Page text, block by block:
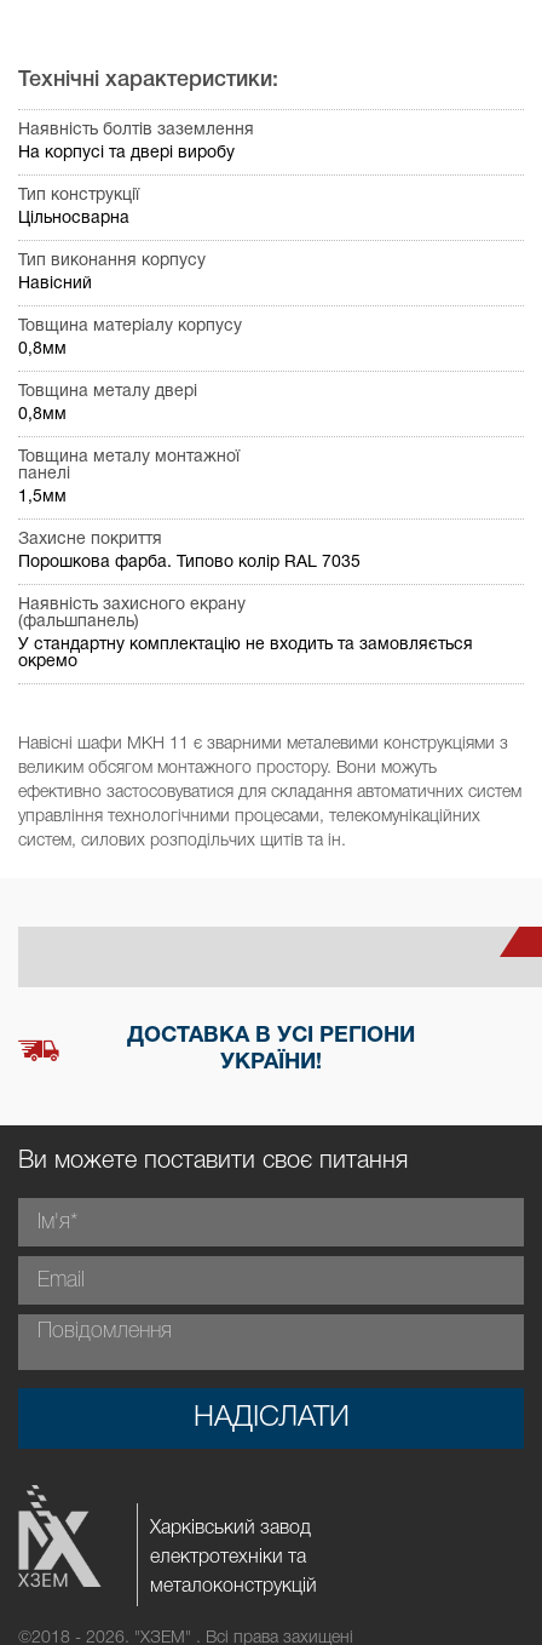
Технічні характеристики:
Наявність болтів заземлення
На корпусі та двері виробу
Тип конструкції
Цільносварна
Тип виконання корпусу
Навісний
Товщина матеріалу корпусу
0,8мм
Товщина металу двері
0,8мм
Товщина металу монтажної
панелі
1,5мм
Захисне покриття
Порошкова фарба. Типово колір RAL 7035
Наявність захисного екрану
(фальшпанель)
У стандартну комплектацію не входить та замовляється
окремо
Навісні шафи МКН 11 є зварними металевими конструкціями з
великим обсягом монтажного простору. Вони можуть
ефективно застосовуватися для складання автоматичних систем
управління технологічними процесами, телекомунікаційних
систем, силових розподільчих щитів та ін.
ДОСТАВКА В УСІ РЕГІОНИ
УКРАЇНИ!
Харківський завод
електротехніки та
металоконструкцій
©2018 - 2026. "ХЗЕМ" . Всі права захищені
Ви можете поставити своє питання
НАДІСЛАТИ